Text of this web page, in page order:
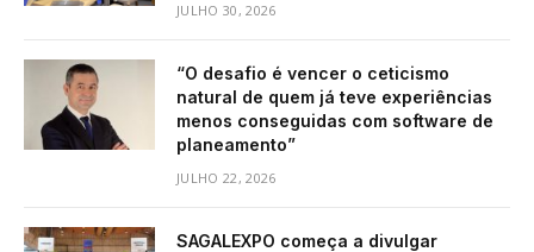
JULHO 30, 2026
“O desafio é vencer o ceticismo
natural de quem já teve experiências
menos conseguidas com software de
planeamento”
JULHO 22, 2026
SAGALEXPO começa a divulgar